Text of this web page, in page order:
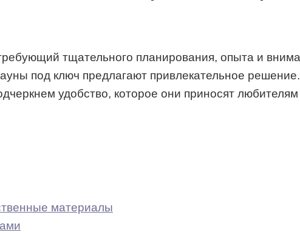
тщательного планирования, опыта и
под ключ предлагают привлекательное
удобство, которое они приносят
материалы